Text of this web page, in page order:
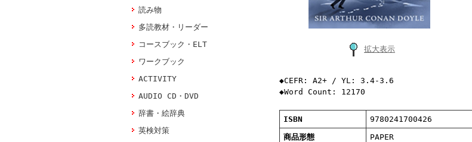
読み物
多読教材・リーダー
コースブック・ELT
ワークブック
ACTIVITY
AUDIO CD・DVD
辞書・絵辞典
英検対策
拡大表示
◆CEFR: A2+ / YL: 3.4-3.6
◆Word Count: 12170
ISBN
9780241700426
商品形態
PAPER